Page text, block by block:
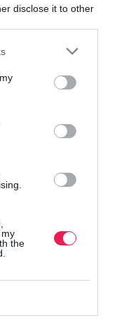
disclose it to other
the